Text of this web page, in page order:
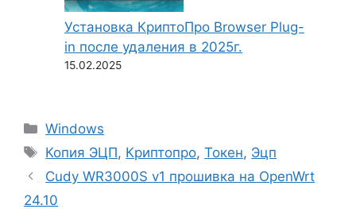
Установка КриптоПро Browser Plug-
in после удаления в 2025г.
15.02.2025
Рубрики
Windows
Метки
Копия ЭЦП, Криптопро,Токен, Эцп
Cudy WR3000S v1 прошивка на OpenWrt
24.10